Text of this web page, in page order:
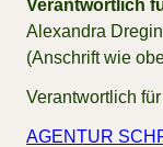
Verantwortlich
Alex­an­dra
(An­schrift wie
Ver­ant­wort­lich
AGENTUR